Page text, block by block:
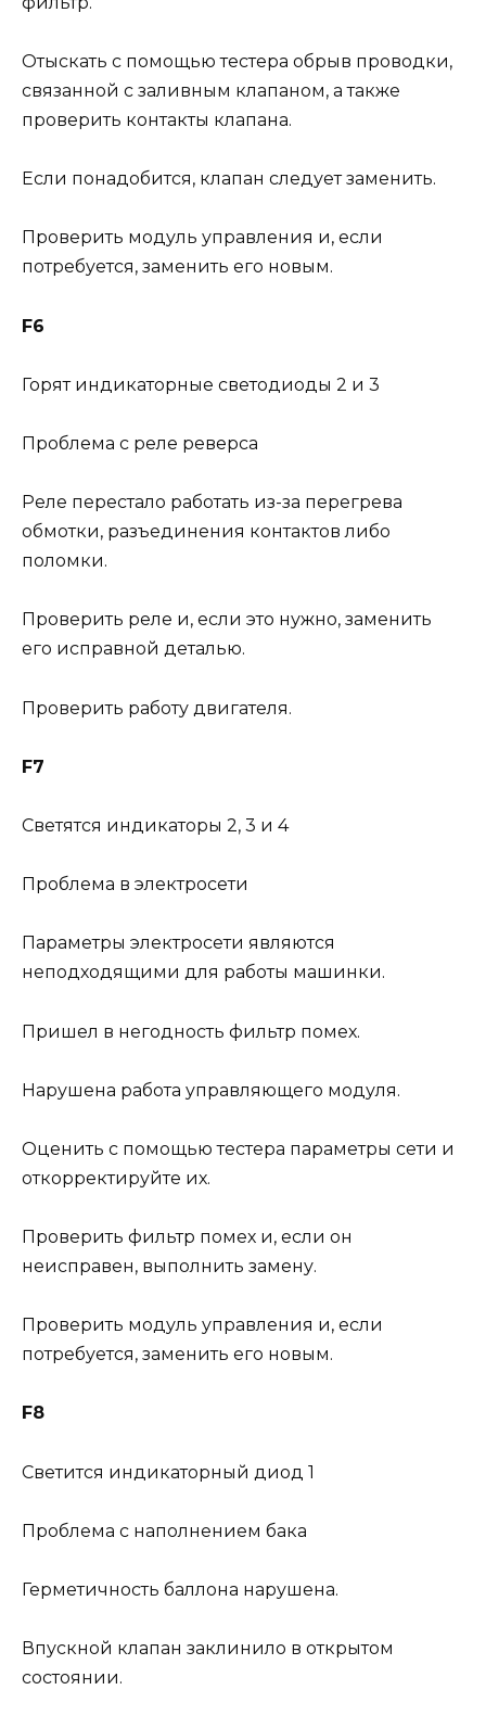
Отыскать с помощью тестера обрыв проводки,
связанной с заливным клапаном, а также
проверить контакты клапана.
Если понадобится, клапан следует заменить.
Проверить модуль управления и, если
потребуется, заменить его новым.
F6
Горят индикаторные светодиоды 2 и 3
Проблема с реле реверса
Реле перестало работать из-за перегрева
обмотки, разъединения контактов либо
поломки.
Проверить реле и, если это нужно, заменить
его исправной деталью.
Проверить работу двигателя.
F7
Светятся индикаторы 2, 3 и 4
Проблема в электросети
Параметры электросети являются
неподходящими для работы машинки.
Пришел в негодность фильтр помех.
Нарушена работа управляющего модуля.
Оценить с помощью тестера параметры сети и
откорректируйте их.
Проверить фильтр помех и, если он
неисправен, выполнить замену.
Проверить модуль управления и, если
потребуется, заменить его новым.
F8
Светится индикаторный диод 1
Проблема с наполнением бака
Герметичность баллона нарушена.
Впускной клапан заклинило в открытом
состоянии.